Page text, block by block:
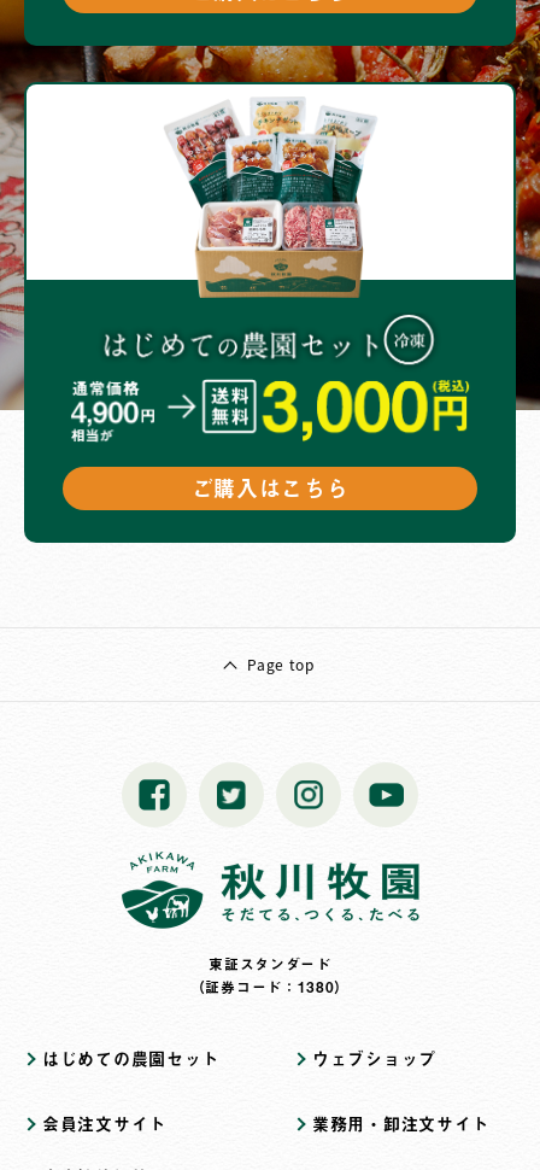
ご購入はこちら
Page top
東証スタンダード
（証券コード：1380）
はじめての農園セット ウェブショップ
会員注文サイト 業務用・卸注文サイト